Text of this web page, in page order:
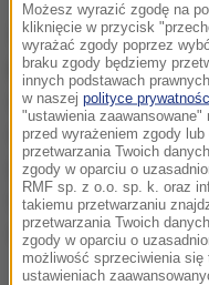
27-latka nad starszą
przewagę nie tylko
oraz wyższej pozycji
odpoczynku.
grała w piątek rano i
regenerację.
wywalczyła w
Możesz wyrazić zgodę na
kliknięcie w przycisk
wyrażać zgody poprzez
braku zgody będziemy
innych podstawach
w naszej polityce
"ustawienia
przed wyrażeniem zgody
przetwarzania Twoich
zgody w oparciu o
RMF sp. z o.o. sp. k. oraz
takiemu przetwarzaniu
przetwarzania Twoich
zgody w oparciu o
możliwość sprzeciwienia
ustawieniach